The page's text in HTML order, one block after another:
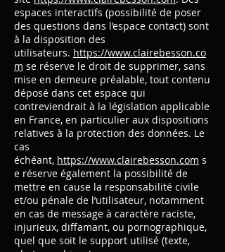
espaces interactifs (possibilité de poser
des questions dans l’espace contact) sont
à la disposition des
utilisateurs. https://www.clairebesson.co
m se réserve le droit de supprimer, sans
mise en demeure préalable, tout contenu
déposé dans cet espace qui
contreviendrait à la législation applicable
en France, en particulier aux dispositions
relatives à la protection des données. Le
cas
échéant, https://www.clairebesson.com s
e réserve également la possibilité de
mettre en cause la responsabilité civile
et/ou pénale de l’utilisateur, notamment
en cas de message à caractère raciste,
injurieux, diffamant, ou pornographique,
quel que soit le support utilisé (texte,